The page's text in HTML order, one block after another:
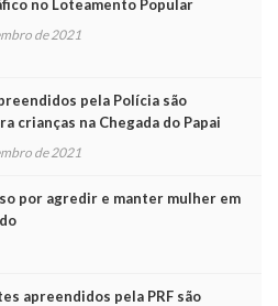
no Loteamento Popular
de 2021
pela Polícia são
crianças na Chegada do Papai
de 2021
por agredir e manter mulher em
apreendidos pela PRF são